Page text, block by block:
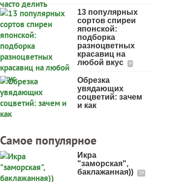
13 популярных
сортов спиреи
японской:
подборка
разноцветных
красавиц на
любой вкус
9
Обрезка
увядающих
соцветий: зачем
и как
Самое популярное
Икра
"заморская",
баклажанная))
29